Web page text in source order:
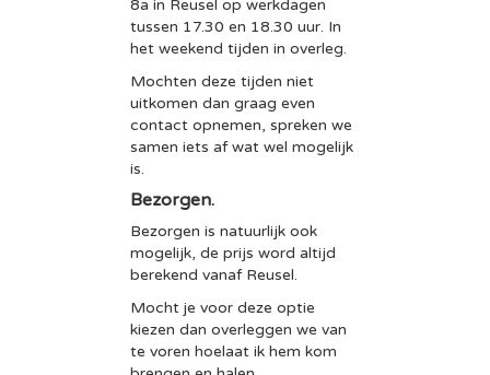
8a in Reusel op werkdagen
tussen 17.30 en 18.30 uur. In
het weekend tijden in overleg.
Mochten deze tijden niet
uitkomen dan graag even
contact opnemen, spreken we
samen iets af wat wel mogelijk
is.
Bezorgen.
Bezorgen is natuurlijk ook
mogelijk, de prijs word altijd
berekend vanaf Reusel.
Mocht je voor deze optie
kiezen dan overleggen we van
te voren hoelaat ik hem kom